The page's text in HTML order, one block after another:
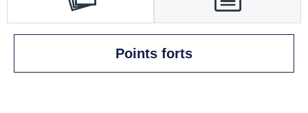
Points forts